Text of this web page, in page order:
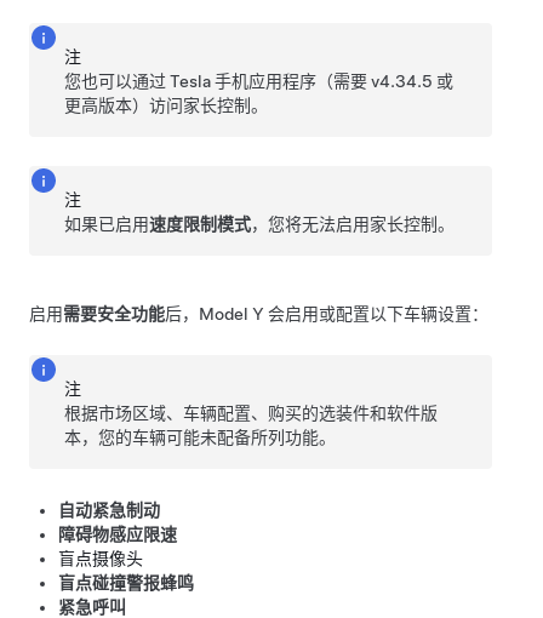
注
您也可以通过 Tesla 手机应用程序（需要 v4.34.5 或
更高版本）访问家长控制。
注
如果已启用速度限制模式，您将无法启用家长控制。
启用需要安全功能后， Model Y 会启用或配置以下车辆设置：
注
根据市场区域、车辆配置、购买的选装件和软件版
本，您的车辆可能未配备所列功能。
自动紧急制动
障碍物感应限速
盲点摄像头
盲点碰撞警报蜂鸣
紧急呼叫